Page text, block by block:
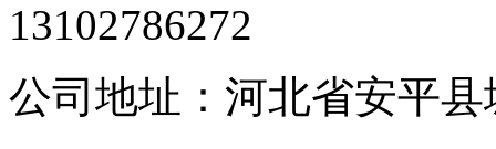
13102786272
公司地址：河北省安平